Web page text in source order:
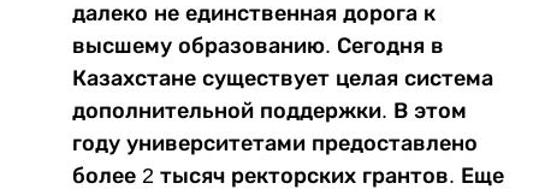
далеко не единственная дорога к
высшему образованию. Сегодня в
Казахстане существует целая система
дополнительной поддержки. В этом
году университетами предоставлено
более 2 тысяч ректорских грантов. Еще